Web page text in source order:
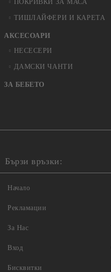
ПОКРИВКИ ЗА МАСА
ТИШЛАЙФЕРИ И КАРЕТА
АКСЕСОАРИ
НЕСЕСЕРИ
ДАМСКИ ЧАНТИ
ЗА БЕБЕТО
Бързи връзки:
Начало
Рекламации
За Нас
Вход
Бисквитки